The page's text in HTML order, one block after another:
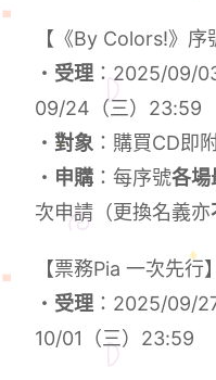
【《By Colors!》序
・ 受理 ：2025/09/
09/24（三）23:59
・對象 ：購買CD即
・ 申購 ：每序號各場
次申請（更換名義亦
【票務Pia 一次先行】
・ 受理 ：2025/09/
10/01（三）23:59